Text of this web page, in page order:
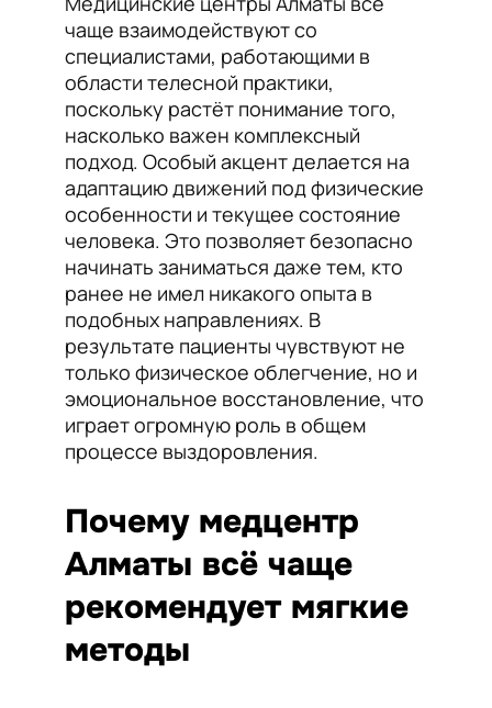
чаще взаимодействуют со
специалистами, работающими в
области телесной практики,
поскольку растёт понимание того,
насколько важен комплексный
подход. Особый акцент делается на
адаптацию движений под физические
особенности и текущее состояние
человека. Это позволяет безопасно
начинать заниматься даже тем, кто
ранее не имел никакого опыта в
подобных направлениях. В
результате пациенты чувствуют не
только физическое облегчение, но и
эмоциональное восстановление, что
играет огромную роль в общем
процессе выздоровления.
Почему медцентр
Алматы всё чаще
рекомендует мягкие
методы